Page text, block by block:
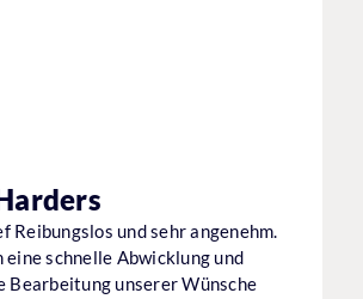
Reibungslos und sehr angenehm.
eine schnelle Abwicklung und
Bearbeitung unserer Wünsche